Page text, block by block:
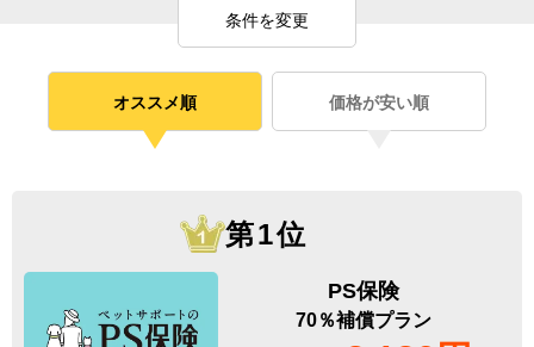
条件を変更
オススメ順 価格が安い順
第1位
PS保険
70％補償プラン